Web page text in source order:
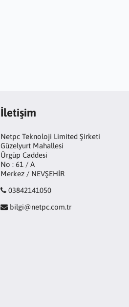
İletişim
Netpc Teknoloji Limited Şirketi
Güzelyurt Mahallesi
Ürgüp Caddesi
No : 61 / A
Merkez / NEVŞEHİR
03842141050
bilgi@netpc.com.tr